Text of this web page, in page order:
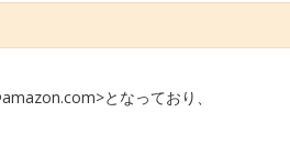
となっており、